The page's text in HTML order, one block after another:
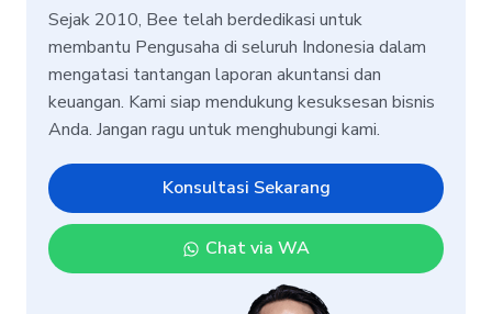
Sejak 2010, Bee telah berdedikasi untuk
membantu Pengusaha di seluruh Indonesia dalam
mengatasi tantangan laporan akuntansi dan
keuangan. Kami siap mendukung kesuksesan bisnis
Anda. Jangan ragu untuk menghubungi kami.
Konsultasi Sekarang
Chat via WA